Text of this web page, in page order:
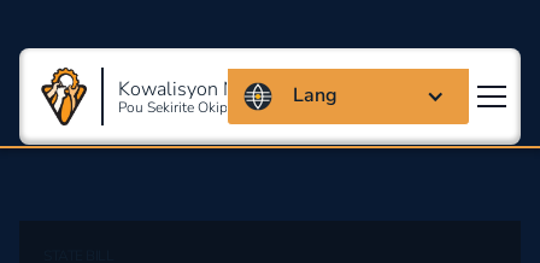
Kowalisyon Massachusetts
Pou Sekirite Okipasyonèl Ak Sante
Lang